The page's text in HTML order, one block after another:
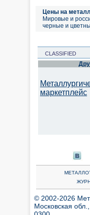
Цены на
Мировые и
черные и
CLASSIFIED
маркетплейс
© 2002-2026
Московская